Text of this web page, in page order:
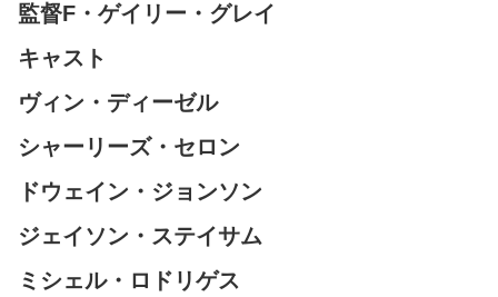
監督F・ゲイリー・グレイ
キャスト
ヴィン・ディーゼル
シャーリーズ・セロン
ドウェイン・ジョンソン
ジェイソン・ステイサム
ミシェル・ロドリゲス